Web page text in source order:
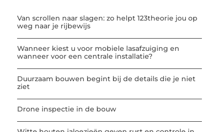
Van scrollen naar slagen: zo helpt 123theorie jou op
weg naar je rijbewijs
Wanneer kiest u voor mobiele lasafzuiging en
wanneer voor een centrale installatie?
Duurzaam bouwen begint bij de details die je niet
ziet
Drone inspectie in de bouw